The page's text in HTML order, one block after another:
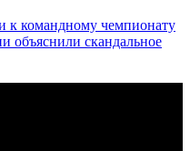
командному чемпионату
объяснили скандальное